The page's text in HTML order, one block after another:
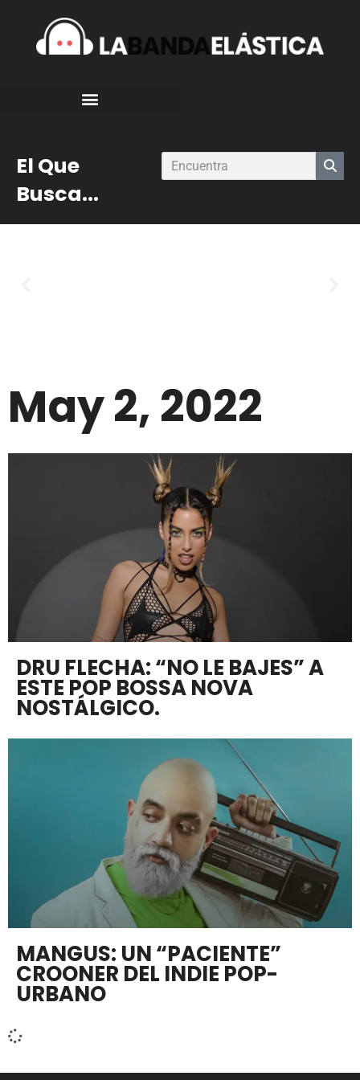
El Que
Busca...
May 2, 2022
DRU FLECHA: “NO LE BAJES” A
ESTE POP BOSSA NOVA
NOSTÁLGICO.
MANGUS: UN “PACIENTE”
CROONER DEL INDIE POP-
URBANO